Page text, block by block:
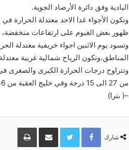
البادية وفق دائرة الأرصاد الجوية.
وتكون الأجواء غدا الاحد معتدلة الحرارة
ظهور بعض الغيوم على ارتفاعات منخفضة،
وتسود يوم الاثنين اجواء خريفية معتدلة
المناطق،وتكون الرياح شمالية غربية
من 27 الى 15 درجة وفي خليج العقبة من 36 الى 26 درجة مئوية.
–( بترا)
شارك
Facebook
Twitterمشاركة
البريد
طباعة